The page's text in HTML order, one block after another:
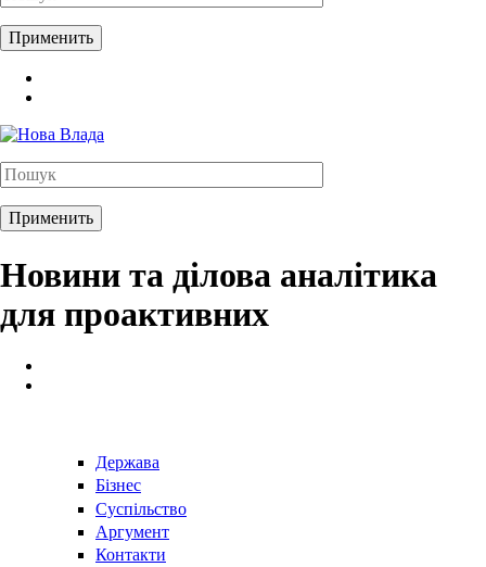
Новини та ділова аналітика
для проактивних
Держава
Бізнес
Суспільство
Аргумент
Контакти